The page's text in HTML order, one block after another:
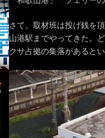
さて、取材班は投げ銭を
山港駅までやってきた。
クサ占拠の集落があるとい